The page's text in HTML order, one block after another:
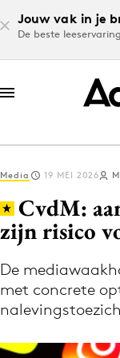
Jouw vak in je
De beste
Log in
Volg het
Media 19 MEI 2026
CvdM:
zijn risico
De
met concrete